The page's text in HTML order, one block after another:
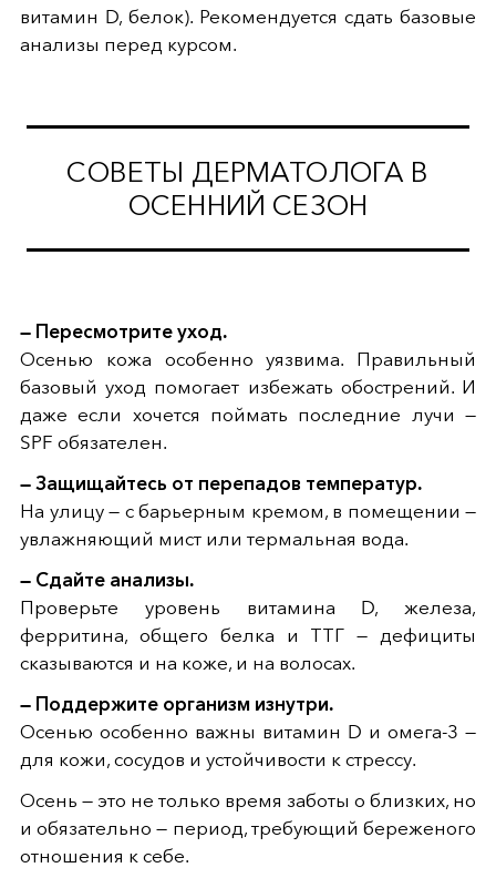
витамин D, белок). Рекомендуется сдать базовые
анализы перед курсом.
СОВЕТЫ ДЕРМАТОЛОГА В
ОСЕННИЙ СЕЗОН
— Пересмотрите уход.
Осенью кожа особенно уязвима. Правильный
базовый уход помогает избежать обострений. И
даже если хочется поймать последние лучи —
SPF обязателен.
— Защищайтесь от перепадов температур.
На улицу — с барьерным кремом, в помещении —
увлажняющий мист или термальная вода.
— Сдайте анализы.
Проверьте уровень витамина D, железа,
ферритина, общего белка и ТТГ — дефициты
сказываются и на коже, и на волосах.
— Поддержите организм изнутри.
Осенью особенно важны витамин D и омега-3 —
для кожи, сосудов и устойчивости к стрессу.
Осень — это не только время заботы о близких, но
и обязательно — период, требующий береженого
отношения к себе.